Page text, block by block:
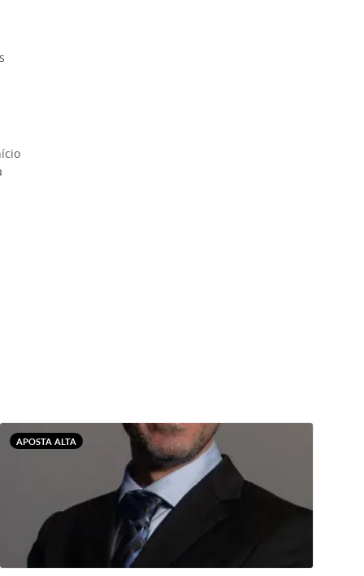
APOSTA ALTA